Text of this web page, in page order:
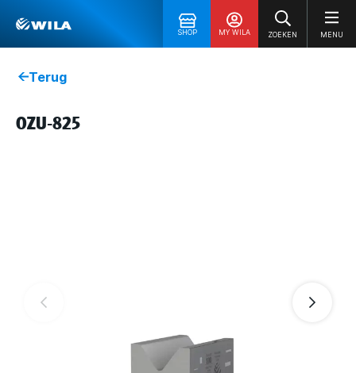
SHOP MY WILA ZOEKEN MENU
Terug
OZU-825